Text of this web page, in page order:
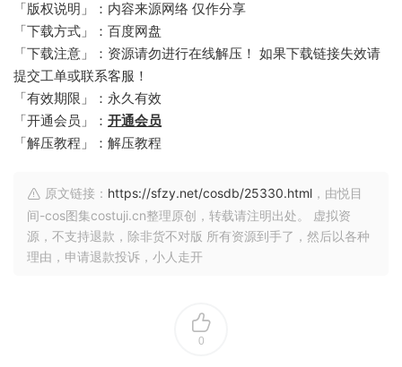
「版权说明」：内容来源网络 仅作分享
「下载方式」：百度网盘
「下载注意」：资源请勿进行在线解压！ 如果下载链接失效请
提交工单或联系客服！
「有效期限」：永久有效
「开通会员」： 开通会员
「解压教程」：解压教程
原文链接： https://sfzy.net/cosdb/25330.html ，由悦目
间-cos图集costuji.cn整理原创，转载请注明出处。 虚拟资
源，不支持退款，除非货不对版 所有资源到手了，然后以各种
理由，申请退款投诉，小人走开
0